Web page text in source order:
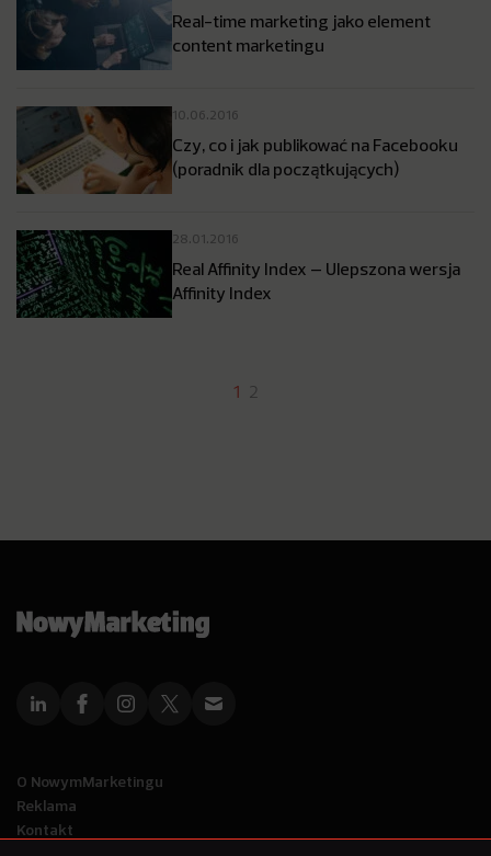
Real-time marketing jako element
content marketingu
10.06.2016
Czy, co i jak publikować na Facebooku
(poradnik dla początkujących)
28.01.2016
Real Affinity Index – Ulepszona wersja
Affinity Index
1 2
O NowymMarketingu
Reklama
Kontakt